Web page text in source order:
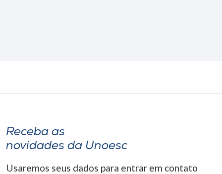
Receba as
novidades da Unoesc
Usaremos seus dados para entrar em contato